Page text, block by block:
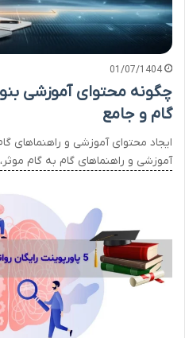
01/07/1404
چگونه محتوای آموزشی
گام و جامع
ایجاد محتوای آموزشی و راهنماهای
آموزشی و راهنماهای گام به گام موثر،